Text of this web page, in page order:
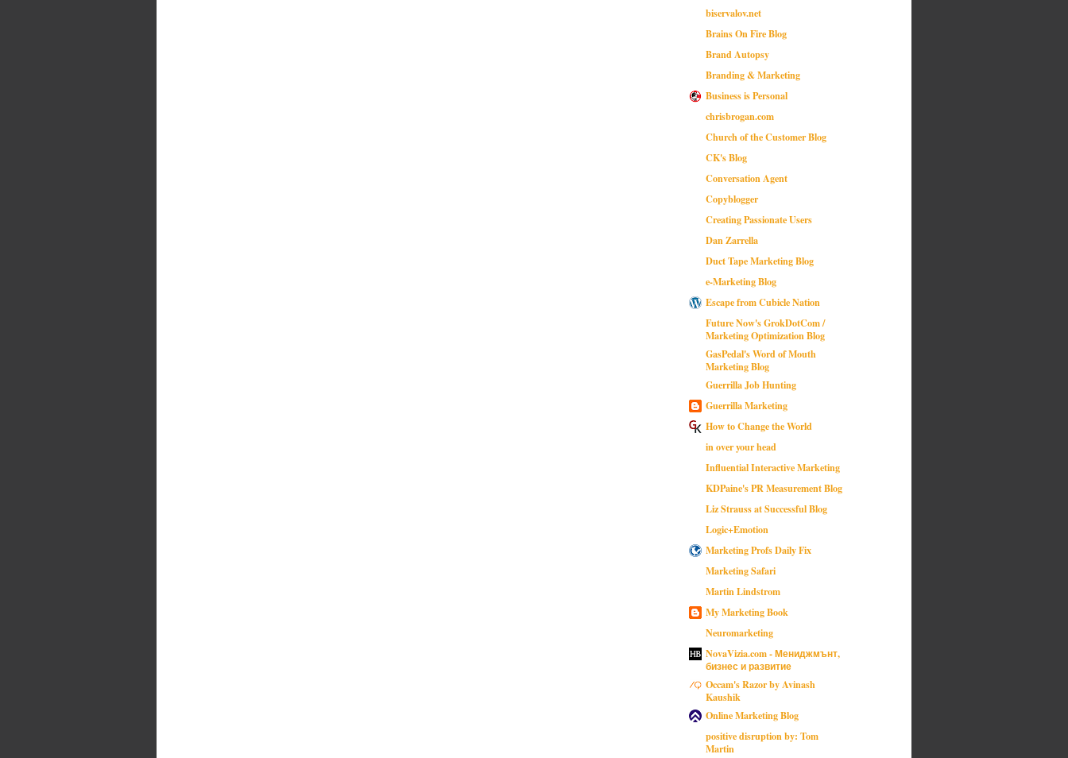
biservalov.net
Brains On Fire Blog
Brand Autopsy
Branding & Marketing
Business is Personal
chrisbrogan.com
Church of the Customer Blog
CK's Blog
Conversation Agent
Copyblogger
Creating Passionate Users
Dan Zarrella
Duct Tape Marketing Blog
e-Marketing Blog
Escape from Cubicle Nation
Future Now's GrokDotCom /
Marketing Optimization Blog
GasPedal's Word of Mouth
Marketing Blog
Guerrilla Job Hunting
Guerrilla Marketing
How to Change the World
in over your head
Influential Interactive Marketing
KDPaine's PR Measurement Blog
Liz Strauss at Successful Blog
Logic+Emotion
Marketing Profs Daily Fix
Marketing Safari
Martin Lindstrom
My Marketing Book
Neuromarketing
NovaVizia.com - Мениджмънт,
бизнес и развитие
Occam's Razor by Avinash
Kaushik
Online Marketing Blog
positive disruption by: Tom
Martin